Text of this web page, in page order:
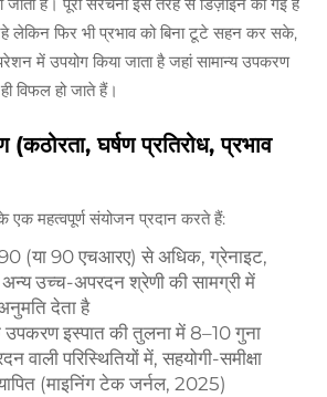
लेकिन फिर भी प्रभाव को बिना टूटे सहन कर सके,
में उपयोग किया जाता है जहां सामान्य उपकरण
विफल हो जाते हैं।
घर्षण प्रतिरोध, प्रभाव
एक महत्वपूर्ण संयोजन प्रदान करते हैं:
(या 90 एचआरए) से अधिक, ग्रेनाइट,
उच्च-अपरदन श्रेणी की सामग्री में
देता है
उपकरण इस्पात की तुलना में 8–10 गुना
वाली परिस्थितियों में, सहयोगी-समीक्षा
(माइनिंग टेक जर्नल, 2025)